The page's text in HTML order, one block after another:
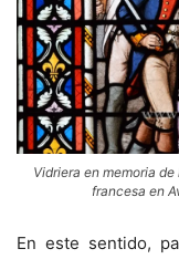
Vidriera en memoria
francesa en
En este sentido,